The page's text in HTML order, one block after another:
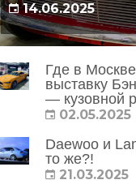
14.06.2025
Где в
выставку
— кузовной
02.05.2025
Daewoo и
то же?!
21.03.2025